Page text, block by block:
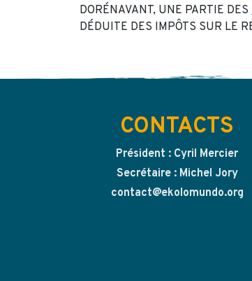
DORÉNAVANT, UNE PARTIE DES
DÉDUITE DES IMPÔTS SUR LE
CONTACTS
Président : Cyril Mercier
Secrétaire : Michel Jory
contact@ekolomundo.org